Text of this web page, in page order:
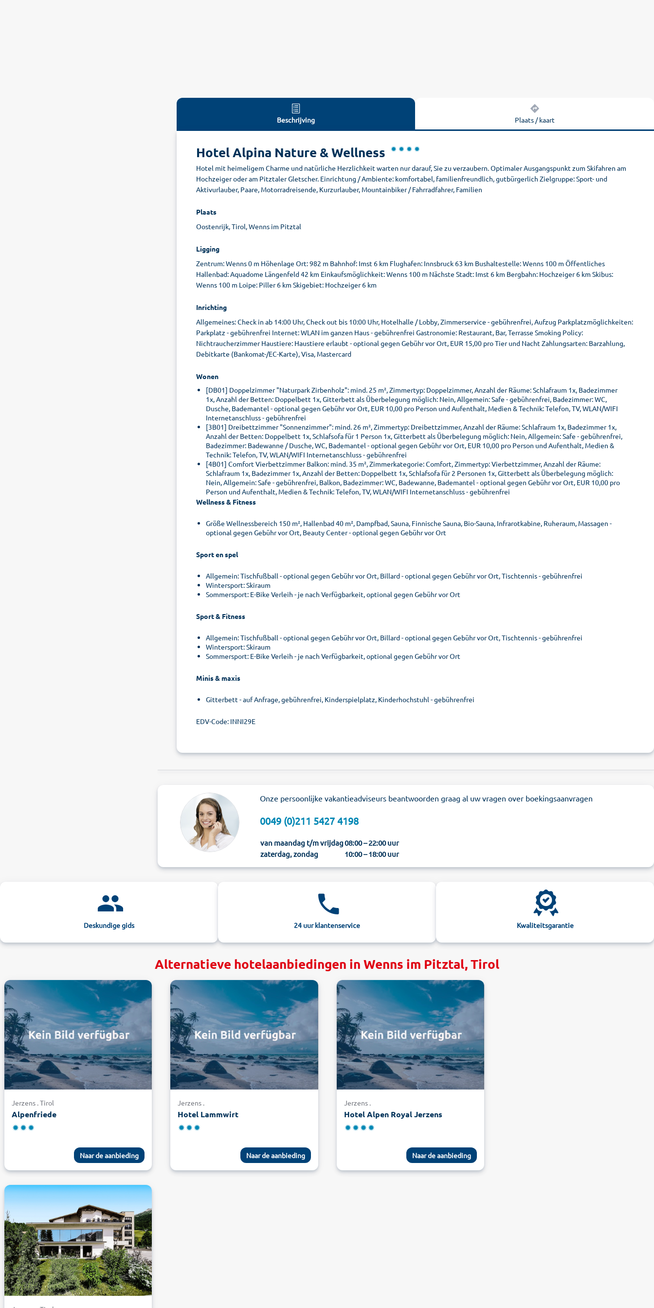
Beschrijving Plaats / kaart
Hotel Alpina Nature & Wellness
Hotel mit heimeligem Charme und natürliche Herzlichkeit warten nur darauf, Sie zu verzaubern. Optimaler Ausgangspunkt zum Skifahren am
Hochzeiger oder am Pitztaler Gletscher. Einrichtung / Ambiente: komfortabel, familienfreundlich, gutbürgerlich Zielgruppe: Sport- und
Aktivurlauber, Paare, Motorradreisende, Kurzurlauber, Mountainbiker / Fahrradfahrer, Familien
Plaats
Oostenrijk, Tirol, Wenns im Pitztal
Ligging
Zentrum: Wenns 0 m Höhenlage Ort: 982 m Bahnhof: Imst 6 km Flughafen: Innsbruck 63 km Bushaltestelle: Wenns 100 m Öffentliches
Hallenbad: Aquadome Längenfeld 42 km Einkaufsmöglichkeit: Wenns 100 m Nächste Stadt: Imst 6 km Bergbahn: Hochzeiger 6 km Skibus:
Wenns 100 m Loipe: Piller 6 km Skigebiet: Hochzeiger 6 km
Inrichting
Allgemeines: Check in ab 14:00 Uhr, Check out bis 10:00 Uhr, Hotelhalle / Lobby, Zimmerservice - gebührenfrei, Aufzug Parkplatzmöglichkeiten:
Parkplatz - gebührenfrei Internet: WLAN im ganzen Haus - gebührenfrei Gastronomie: Restaurant, Bar, Terrasse Smoking Policy:
Nichtraucherzimmer Haustiere: Haustiere erlaubt - optional gegen Gebühr vor Ort, EUR 15,00 pro Tier und Nacht Zahlungsarten: Barzahlung,
Debitkarte (Bankomat-/EC-Karte), Visa, Mastercard
Wonen
[DB01] Doppelzimmer "Naturpark Zirbenholz": mind. 25 m², Zimmertyp: Doppelzimmer, Anzahl der Räume: Schlafraum 1x, Badezimmer
1x, Anzahl der Betten: Doppelbett 1x, Gitterbett als Überbelegung möglich: Nein, Allgemein: Safe - gebührenfrei, Badezimmer: WC,
Dusche, Bademantel - optional gegen Gebühr vor Ort, EUR 10,00 pro Person und Aufenthalt, Medien & Technik: Telefon, TV, WLAN/WIFI
Internetanschluss - gebührenfrei
[3B01] Dreibettzimmer "Sonnenzimmer": mind. 26 m², Zimmertyp: Dreibettzimmer, Anzahl der Räume: Schlafraum 1x, Badezimmer 1x,
Anzahl der Betten: Doppelbett 1x, Schlafsofa für 1 Person 1x, Gitterbett als Überbelegung möglich: Nein, Allgemein: Safe - gebührenfrei,
Badezimmer: Badewanne / Dusche, WC, Bademantel - optional gegen Gebühr vor Ort, EUR 10,00 pro Person und Aufenthalt, Medien &
Technik: Telefon, TV, WLAN/WIFI Internetanschluss - gebührenfrei
[4B01] Comfort Vierbettzimmer Balkon: mind. 35 m², Zimmerkategorie: Comfort, Zimmertyp: Vierbettzimmer, Anzahl der Räume:
Schlafraum 1x, Badezimmer 1x, Anzahl der Betten: Doppelbett 1x, Schlafsofa für 2 Personen 1x, Gitterbett als Überbelegung möglich:
Nein, Allgemein: Safe - gebührenfrei, Balkon, Badezimmer: WC, Badewanne, Bademantel - optional gegen Gebühr vor Ort, EUR 10,00 pro
Person und Aufenthalt, Medien & Technik: Telefon, TV, WLAN/WIFI Internetanschluss - gebührenfrei
Wellness & Fitness
Größe Wellnessbereich 150 m², Hallenbad 40 m², Dampfbad, Sauna, Finnische Sauna, Bio-Sauna, Infrarotkabine, Ruheraum, Massagen -
optional gegen Gebühr vor Ort, Beauty Center - optional gegen Gebühr vor Ort
Sport en spel
Allgemein: Tischfußball - optional gegen Gebühr vor Ort, Billard - optional gegen Gebühr vor Ort, Tischtennis - gebührenfrei
Wintersport: Skiraum
Sommersport: E-Bike Verleih - je nach Verfügbarkeit, optional gegen Gebühr vor Ort
Sport & Fitness
Allgemein: Tischfußball - optional gegen Gebühr vor Ort, Billard - optional gegen Gebühr vor Ort, Tischtennis - gebührenfrei
Wintersport: Skiraum
Sommersport: E-Bike Verleih - je nach Verfügbarkeit, optional gegen Gebühr vor Ort
Minis & maxis
Gitterbett - auf Anfrage, gebührenfrei, Kinderspielplatz, Kinderhochstuhl - gebührenfrei
EDV-Code: INNI29E
Onze persoonlijke vakantieadviseurs beantwoorden graag al uw vragen over boekingsaanvragen
0049 (0)211 5427 4198
van maandag t/m vrijdag08:00 – 22:00 uur
zaterdag, zondag
10:00 – 18:00 uur
Deskundige gids 24 uur klantenservice Kwaliteitsgarantie
Alternatieve hotelaanbiedingen in Wenns im Pitztal, Tirol
Jerzens . Tirol
Alpenfriede
Naar de aanbieding
Jerzens .
Hotel Lammwirt
Naar de aanbieding
Jerzens .
Hotel Alpen Royal Jerzens
Naar de aanbieding